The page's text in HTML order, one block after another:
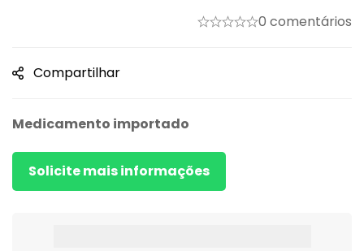
0 comentários
Compartilhar
Medicamento importado
Solicite mais informações